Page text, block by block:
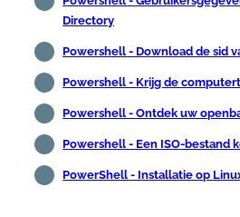
Directory
Powershell - Download de sid
Powershell - Krijg de
Powershell - Ontdek uw
Powershell - Een ISO-bestand
PowerShell - Installatie op